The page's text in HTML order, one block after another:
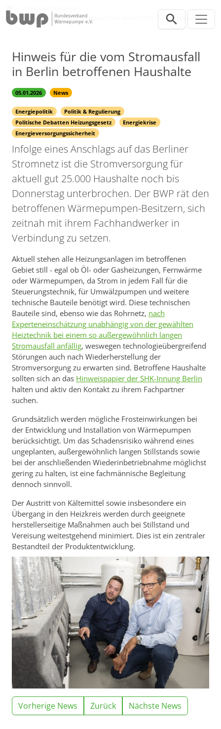
Hinweis für die vom Stromausfall in Berlin betroffenen Haushalte
Hinweis für die vom Stromausfall
in Berlin betroffenen Haushalte
05.01.2026 News
Energiepolitik
Politik & Regulierung
Politische Debatten Heizungsgesetz
Energiekrise
Energieversorgungssicherheit
Infolge eines Anschlags auf das Berliner
Stromnetz ist die Stromversorgung für
aktuell gut 25.000 Haushalte noch bis
Donnerstag unterbrochen. Der BWP rät den
betroffenen Wärmepumpen-Besitzern, sich
zeitnah mit ihrem Fachhandwerker in
Verbindung zu setzen.
Aktuell stehen alle Heizungsanlagen im betroffenen
Gebiet still - egal ob Öl- oder Gasheizungen, Fernwärme
oder Wärmepumpen, da Strom in jedem Fall für die
Steuerungstechnik, für Umwälzpumpen und weitere
technische Bauteile benötigt wird. Diese technischen
Bauteile sind, ebenso wie das Rohrnetz, nach
Experteneinschätzung unabhängig von der gewählten
Heiztechnik bei einem so außergewöhnlich langen
Stromausfall anfällig, weswegen technologieübergreifend
Störungen auch nach Wiederherstellung der
Stromversorgung zu erwarten sind. Betroffene Haushalte
sollten sich an das Hinweispapier der SHK-Innung Berlin
halten und aktiv den Kontakt zu ihrem Fachpartner
suchen.
Grundsätzlich werden mögliche Frosteinwirkungen bei
der Entwicklung und Installation von Wärmepumpen
berücksichtigt. Um das Schadensrisiko während eines
ungeplanten, außergewöhnlich langen Stillstands sowie
bei der anschließenden Wiederinbetriebnahme möglichst
gering zu halten, ist eine fachmännische Begleitung
dennoch sinnvoll.
Der Austritt von Kältemittel sowie insbesondere ein
Übergang in den Heizkreis werden durch geeignete
herstellerseitige Maßnahmen auch bei Stillstand und
Vereisung weitestgehend minimiert. Dies ist ein zentraler
Bestandteil der Produktentwicklung.
Vorherige News Zurück Nächste News